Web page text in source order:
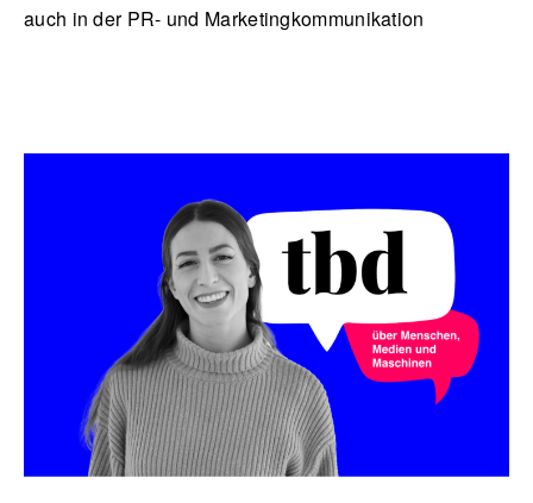
auch in der PR- und Marketingkommunikation